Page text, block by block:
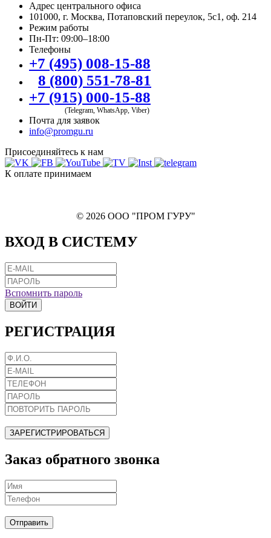
Адрес центрального офиса
101000, г. Москва, Потаповский переулок, 5с1, оф. 214
Режим работы
Пн-Пт: 09:00–18:00
Телефоны
+7 (495) 008-15-88
8 (800) 551-78-81
+7 (915) 000-15-88
(Telegram, WhatsApp, Viber)
Почта для заявок
info@promgu.ru
Присоединяйтесь к нам
К оплате принимаем
© 2026 ООО "ПРОМ ГУРУ"
ВХОД В СИСТЕМУ
Вспомнить пароль
ВОЙТИ
РЕГИСТРАЦИЯ
ЗАРЕГИСТРИРОВАТЬСЯ
Заказ обратного звонка
Отправить